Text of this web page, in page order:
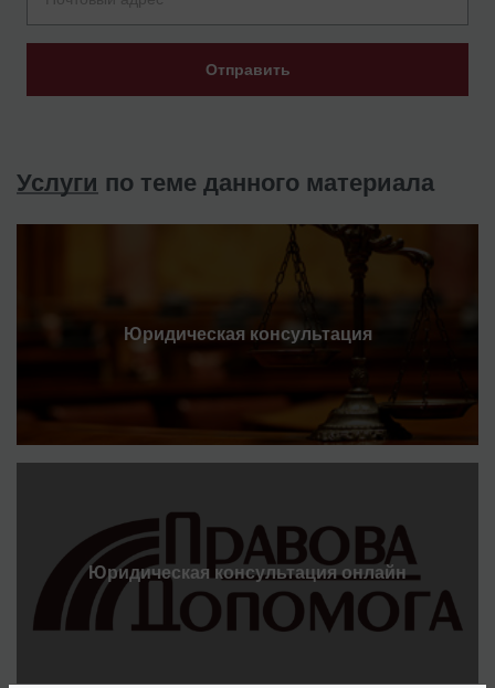
Отправить
Услуги по теме данного материала
Юридическая консультация
Юридическая консультация онлайн